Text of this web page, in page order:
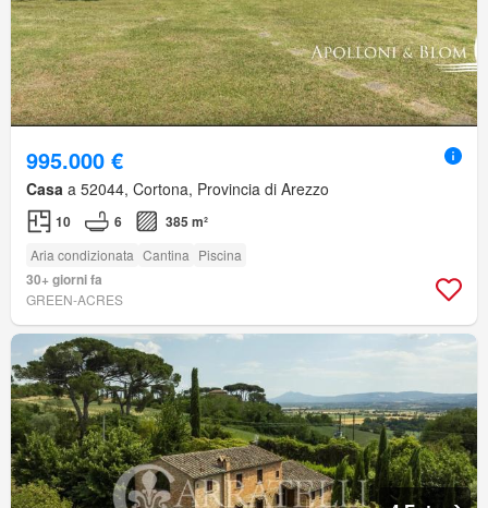
995.000 €
Casa a 52044, Cortona, Provincia di Arezzo
10 6 385 m²
Aria condizionata Cantina Piscina
30+ giorni fa
GREEN-ACRES